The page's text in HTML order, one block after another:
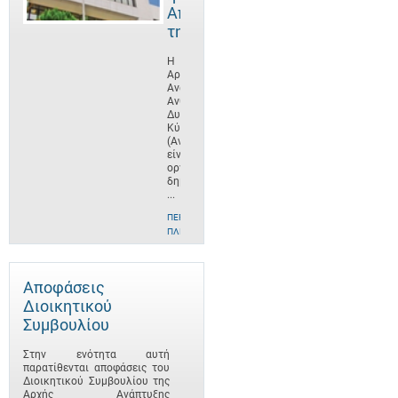
Αποστολή
της
Η
Αρχή
Ανάπτυξης
Ανθρώπινου
Δυναμικού
Κύπρου
(ΑνΑΔ)
είναι
οργανισμός
δημοσίου
...
ΠΕΡΙΣΣΌΤΕΡΕΣ
ΠΛΗΡΟΦΟΡΊΕΣ
Αποφάσεις
Διοικητικού
Συμβουλίου
Στην ενότητα αυτή
παρατίθενται αποφάσεις του
Διοικητικού Συμβουλίου της
Αρχής Ανάπτυξης